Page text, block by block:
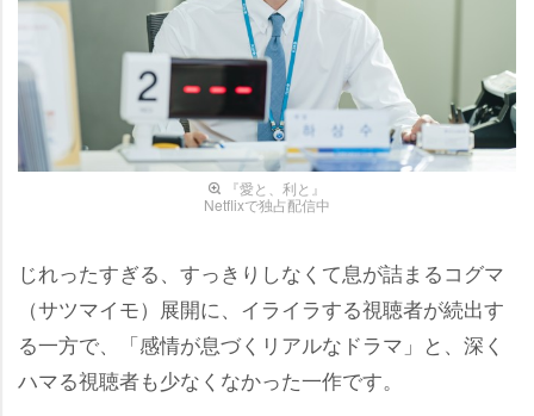
『愛と、利と』
Netflixで独占配信中
じれったすぎる、すっきりしなくて息が詰まるコグマ
（サツマイモ）展開に、イライラする視聴者が続出す
る一方で、「感情が息づくリアルなドラマ」と、深く
ハマる視聴者も少なくなかった一作です。